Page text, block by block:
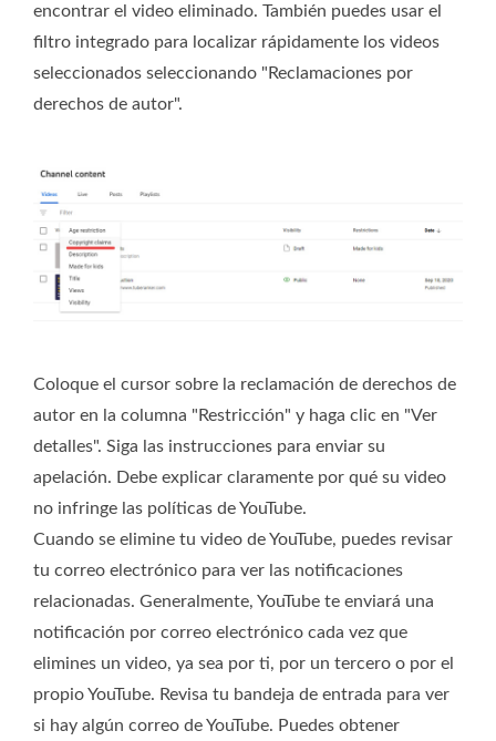
encontrar el video eliminado. También puedes usar el
filtro integrado para localizar rápidamente los videos
seleccionados seleccionando "Reclamaciones por
derechos de autor".
Coloque el cursor sobre la reclamación de derechos de
autor en la columna "Restricción" y haga clic en "Ver
detalles". Siga las instrucciones para enviar su
apelación. Debe explicar claramente por qué su video
no infringe las políticas de YouTube.
Cuando se elimine tu video de YouTube, puedes revisar
tu correo electrónico para ver las notificaciones
relacionadas. Generalmente, YouTube te enviará una
notificación por correo electrónico cada vez que
elimines un video, ya sea por ti, por un tercero o por el
propio YouTube. Revisa tu bandeja de entrada para ver
si hay algún correo de YouTube. Puedes obtener